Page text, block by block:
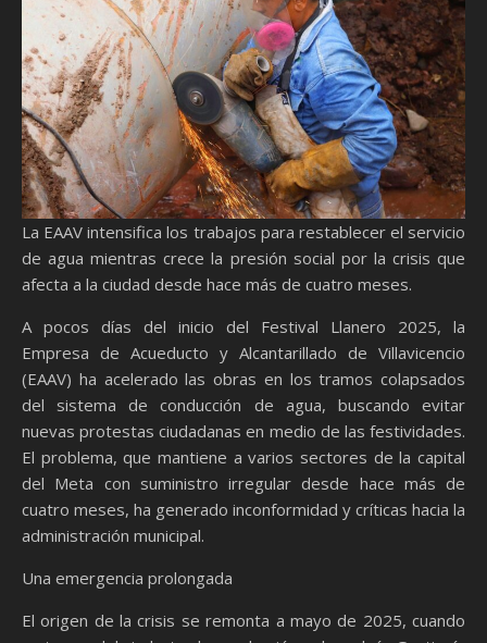
La EAAV intensifica los trabajos para restablecer el servicio
de agua mientras crece la presión social por la crisis que
afecta a la ciudad desde hace más de cuatro meses.
A pocos días del inicio del Festival Llanero 2025, la
Empresa de Acueducto y Alcantarillado de Villavicencio
(EAAV) ha acelerado las obras en los tramos colapsados
del sistema de conducción de agua, buscando evitar
nuevas protestas ciudadanas en medio de las festividades.
El problema, que mantiene a varios sectores de la capital
del Meta con suministro irregular desde hace más de
cuatro meses, ha generado inconformidad y críticas hacia la
administración municipal.
Una emergencia prolongada
El origen de la crisis se remonta a mayo de 2025, cuando